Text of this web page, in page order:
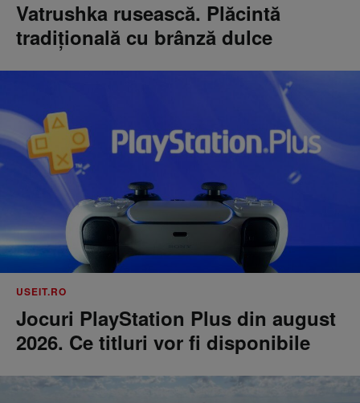
Vatrushka rusească. Plăcintă
tradițională cu brânză dulce
USEIT.RO
Jocuri PlayStation Plus din august
2026. Ce titluri vor fi disponibile